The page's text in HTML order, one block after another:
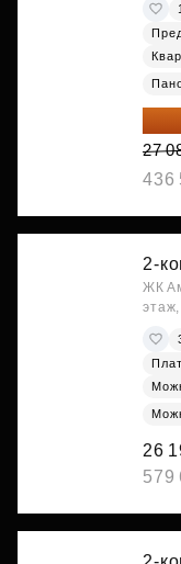
22
27
436
2-
ЖК
26
579